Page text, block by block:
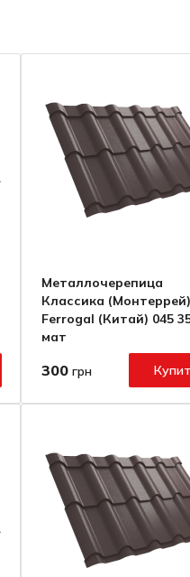
Металлочерепица
Классика (Монтеррей)
Ferrogal (Китай) 045
мат
300 грн